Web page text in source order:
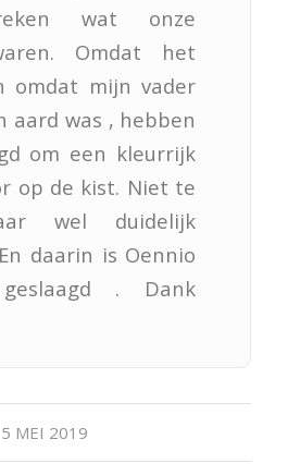
wat onze
Omdat het
omdat mijn vader
aard was , hebben
om een kleurrijk
op de kist. Niet te
wel duidelijk
daarin is Oennio
. Dank
5 MEI 2019